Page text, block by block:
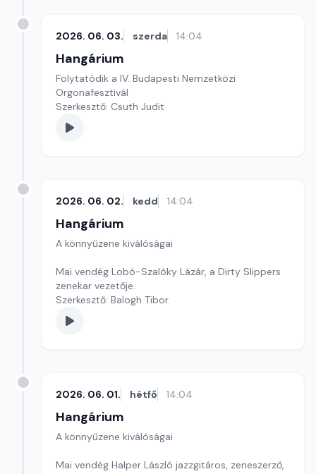
2026. 06. 03. szerda 14:04
Hangárium
Folytatódik a IV. Budapesti Nemzetközi
Orgonafesztivál
Szerkesztő: Csuth Judit
2026. 06. 02. kedd 14:04
Hangárium
A könnyűzene kiválóságai
Mai vendég Lobó-Szalóky Lázár, a Dirty Slippers
zenekar vezetője.
Szerkesztő: Balogh Tibor
2026. 06. 01. hétfő 14:04
Hangárium
A könnyűzene kiválóságai
Mai vendég Halper László jazzgitáros, zeneszerző,